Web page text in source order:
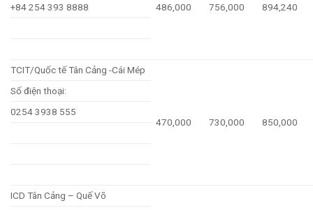
486,000 756,000 894,240
+84 254 393 8888
TCIT/Quốc tế Tân Cảng -Cái Mép
470,000 730,000 850,000
Số điện thoại:
0254 3938 555
ICD Tân Cảng – Quế Võ